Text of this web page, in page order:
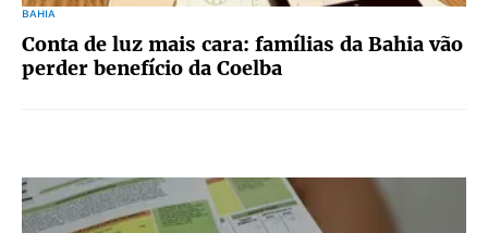
BAHIA
Conta de luz mais cara: famílias da Bahia vão
perder benefício da Coelba